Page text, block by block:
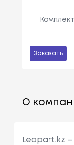
Заказать
О
Leopart.kz